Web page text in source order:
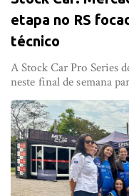
etapa no RS
técnico
A Stock Car Pro Series
neste final de semana